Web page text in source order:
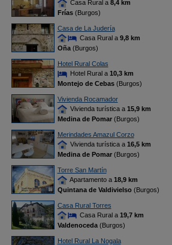
Casa Rural a 8,4 km
Frías(Burgos)
Casa de La Judería
Casa Rural a 9,8 km
Oña(Burgos)
Hotel Rural Colas
Hotel Rural a 10,3 km
Montejo de Cebas(Burgos)
Vivienda Rocamador
Vivienda turística a 15,9 km
Medina de Pomar(Burgos)
Merindades Amazul Corzo
Vivienda turística a 16,5 km
Medina de Pomar(Burgos)
Torre San Martín
Apartamento a 18,9 km
Quintana de Valdivielso(Burgos)
Casa Rural Torres
Casa Rural a 19,7 km
Valdenoceda(Burgos)
Hotel Rural La Nogala